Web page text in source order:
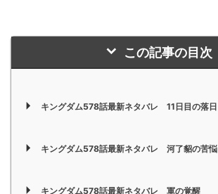
この記事の目次
キングダム578話最新ネタバレ 11日目の落日
キングダム578話最新ネタバレ 河了貂の苦悩
キングダム578話最新ネタバレ 軍の覚醒